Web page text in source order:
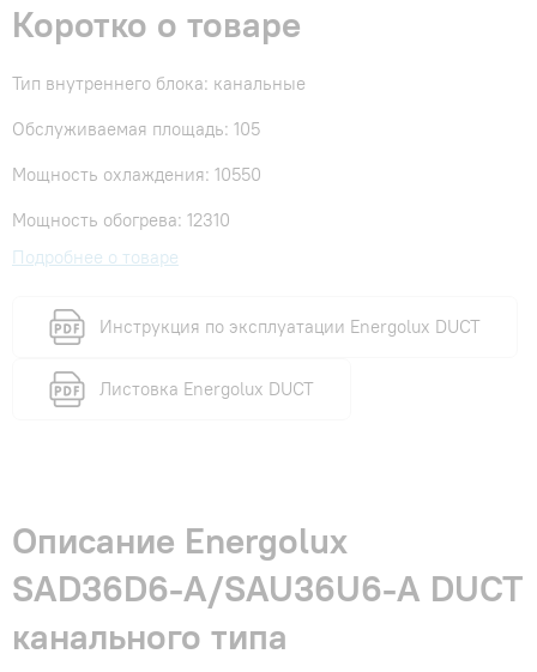
Коротко о товаре
Тип внутреннего блока: канальные
Обслуживаемая площадь: 105
Мощность охлаждения: 10550
Мощность обогрева: 12310
Подробнее о товаре
Инструкция по эксплуатации Energolux DUCT
Листовка Energolux DUCT
Описание Energolux
SAD36D6-A/SAU36U6-A DUCT
канального типа